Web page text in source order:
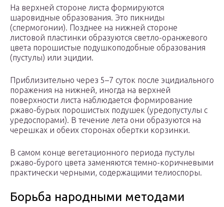
На верхней стороне листа формируются
шаровидные образования. Это пикниды
(спермогонии). Позднее на нижней стороне
листовой пластинки образуются светло-оранжевого
цвета порошистые подушкоподобные образования
(пустулы) или эцидии.
Приблизительно через 5–7 суток после эцидиального
поражения на нижней, иногда на верхней
поверхности листа наблюдается формирование
ржаво-бурых порошистых подушек (уредопустулы с
уредоспорами). В течение лета они образуются на
черешках и обеих сторонах обертки корзинки.
В самом конце вегетационного периода пустулы
ржаво-бурого цвета заменяются темно-коричневыми
практически черными, содержащими телиоспоры.
Борьба народными методами